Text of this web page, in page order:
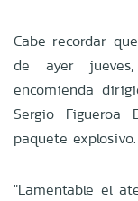
Cabe recordar
de ayer
encomienda
Sergio
paquete explosivo.
"Lamentable el